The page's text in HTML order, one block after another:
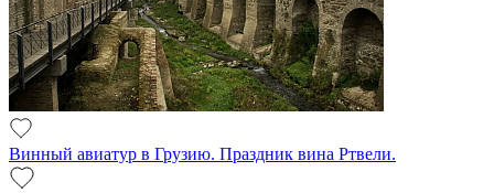
Винный авиатур в Грузию. Праздник вина Ртвели.